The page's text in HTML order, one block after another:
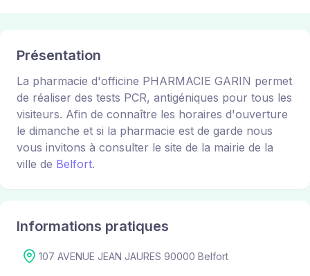
Présentation
La pharmacie d'officine PHARMACIE GARIN permet
de réaliser des tests PCR, antigéniques pour tous les
visiteurs. Afin de connaître les horaires d'ouverture
le dimanche et si la pharmacie est de garde nous
vous invitons à consulter le site de la mairie de la
ville de Belfort.
Informations pratiques
107 AVENUE JEAN JAURES 90000 Belfort